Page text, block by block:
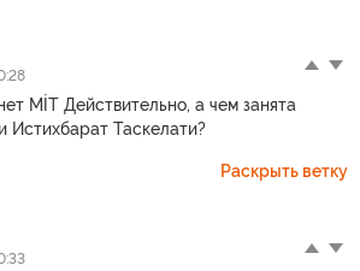
MİT Действительно, а чем занята
Истихбарат Таскелати?
Раскрыть ветку